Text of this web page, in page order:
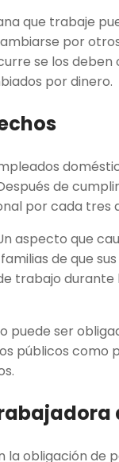
que trabaje
por
se los
por dinero.
de
por cada tres
aspecto que
de que
trabajo durante
puede ser
públicos como
obligación de